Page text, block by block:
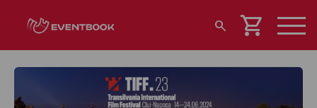
search shopping_cart